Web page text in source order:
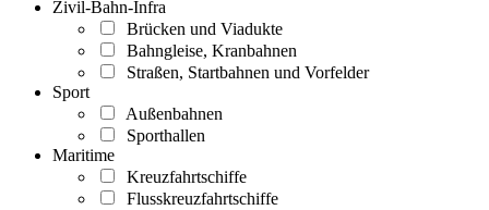
Zivil-Bahn-Infra
Brücken und Viadukte
Bahngleise, Kranbahnen
Straßen, Startbahnen und Vorfelder
Sport
Außenbahnen
Sporthallen
Maritime
Kreuzfahrtschiffe
Flusskreuzfahrtschiffe